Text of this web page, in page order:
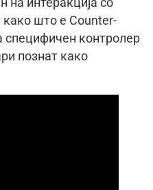
како што е Counter-
специфичен контролер
познат како